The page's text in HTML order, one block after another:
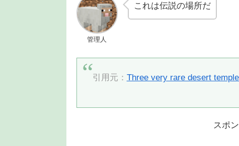
管理人
これは伝説の場所だ
引用元： Three very rare desert
スポ